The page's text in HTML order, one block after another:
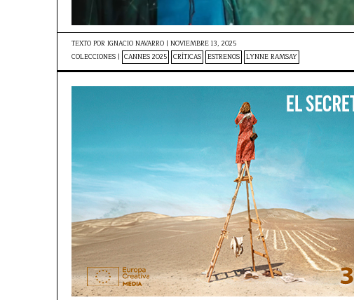
TEXTO POR IGNACIO NAVARRO | NOVIEMBRE 13, 2025
COLECCIONES | CANNES 2025 CRÍTICAS ESTRENOS LYNNE RAMSAY